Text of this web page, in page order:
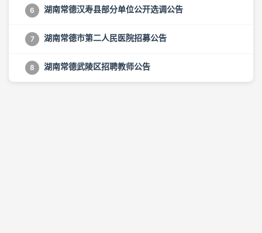
6 湖南常德汉寿县部分单位公开选调公告
7 湖南常德市第二人民医院招募公告
8 湖南常德武陵区招聘教师公告